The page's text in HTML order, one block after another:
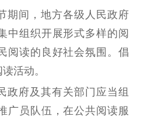
期间，地方各级人民政府
中组织开展形式多样的阅
阅读的良好社会氛围。倡
活动。
政府及其有关部门应当组
广员队伍，在公共阅读服